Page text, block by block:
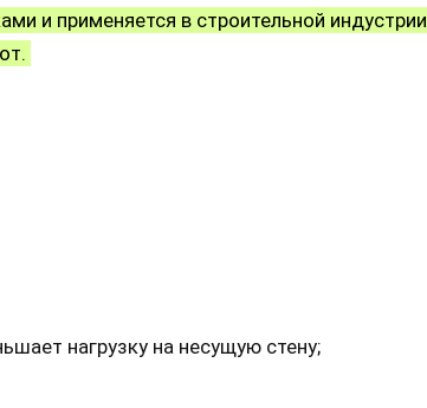
и применяется в строительной индустрии
нагрузку на несущую стену;